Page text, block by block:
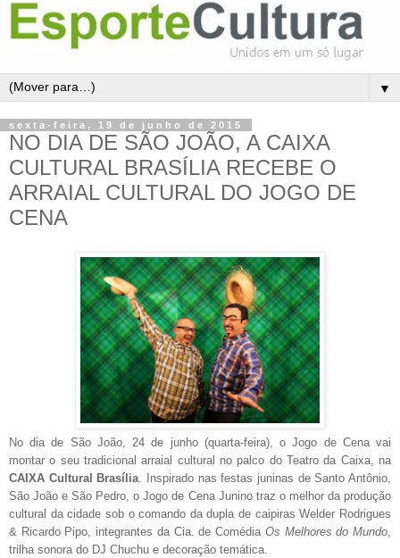
▼
sexta-feira, 19 de junho de 2015
NO DIA DE SÃO JOÃO, A CAIXA
CULTURAL BRASÍLIA RECEBE O
ARRAIAL CULTURAL DO JOGO DE
CENA
No dia de São João, 24 de junho (quarta-feira), o Jogo de Cena vai
montar o seu tradicional arraial cultural no palco do Teatro da Caixa, na
CAIXA Cultural Brasília . Inspirado nas festas juninas de Santo Antônio,
São João e São Pedro, o Jogo de Cena Junino traz o melhor da produção
cultural da cidade sob o comando da dupla de caipiras Welder Rodrigues
& Ricardo Pipo, integrantes da Cia. de Comédia Os Melhores do Mundo
trilha sonora do DJ Chuchu e decoração temática.